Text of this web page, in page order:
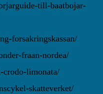
till-baatbojar-
forsakringskassan/
fraan-nordea/
limonata/
skatteverket/